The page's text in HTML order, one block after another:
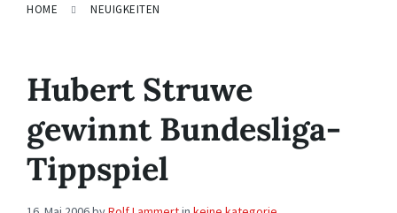
HOME NEUIGKEITEN
Hubert Struwe
gewinnt Bundesliga-
Tippspiel